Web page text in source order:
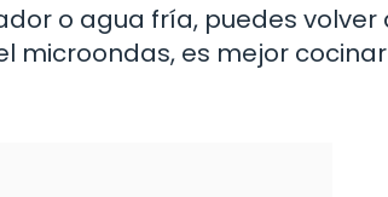
o agua fría, puedes volver
microondas, es mejor